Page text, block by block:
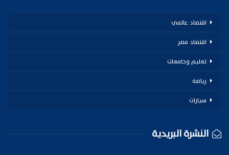
اقتصاد عالمي
اقتصاد مصر
تعليم وجامعات
رياضة
سيارات
النشرة البريدية